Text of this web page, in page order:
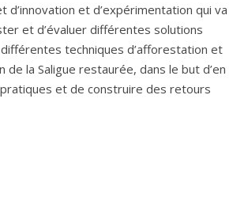
d’innovation et d’expérimentation qui va
et d’évaluer différentes solutions
techniques d’afforestation et
la Saligue restaurée, dans le but d’en
et de construire des retours